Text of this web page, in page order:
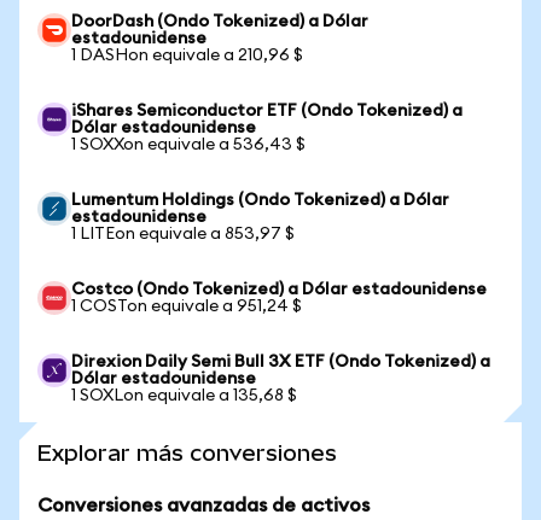
DoorDash (Ondo Tokenized) a Dólar
estadounidense
1 DASHon equivale a 210,96 $
iShares Semiconductor ETF (Ondo Tokenized) a
Dólar estadounidense
1 SOXXon equivale a 536,43 $
Lumentum Holdings (Ondo Tokenized) a Dólar
estadounidense
1 LITEon equivale a 853,97 $
Costco (Ondo Tokenized) a Dólar estadounidense
1 COSTon equivale a 951,24 $
Direxion Daily Semi Bull 3X ETF (Ondo Tokenized) a
Dólar estadounidense
1 SOXLon equivale a 135,68 $
Explorar más conversiones
Conversiones avanzadas de activos